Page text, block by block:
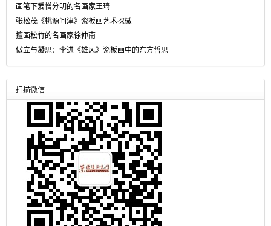
画笔下爱憎分明的名画家王琦
张松茂《桃源问津》瓷板画艺术探微
擅画松竹的名画家徐仲南
傲立与凝思：李进《雄风》瓷板画中的东方哲思
扫描微信